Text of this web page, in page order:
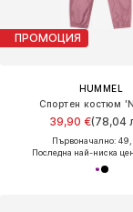
ПРОМОЦИЯ
HUMMEL
Спортен костюм
39,90 €(78,04
Първоначално:
Последна най-ниска